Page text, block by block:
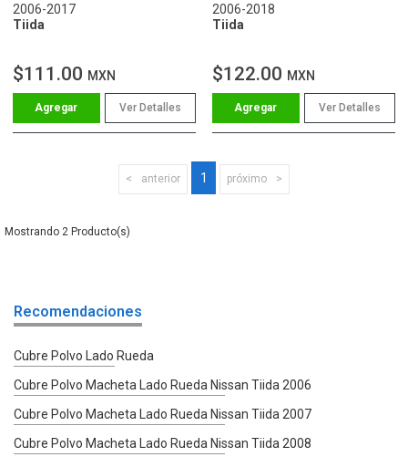
2006-2017
Tiida
$111.00 MXN
Ver Detalles
2006-2018
Tiida
$122.00 MXN
Ver Detalles
anterior 1 próximo
2
Recomendaciones
Cubre Polvo Lado Rueda
Cubre Polvo Macheta Lado Rueda Nissan Tiida 2006
Cubre Polvo Macheta Lado Rueda Nissan Tiida 2007
Cubre Polvo Macheta Lado Rueda Nissan Tiida 2008